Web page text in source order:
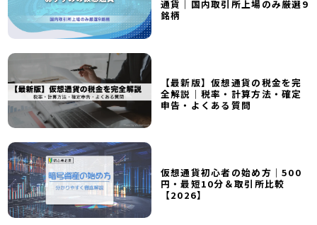
通貨｜国内取引所上場のみ厳選9
銘柄
【最新版】仮想通貨の税金を完
全解説｜税率・計算方法・確定
申告・よくある質問
仮想通貨初心者の始め方｜500
円・最短10分＆取引所比較
【2026】